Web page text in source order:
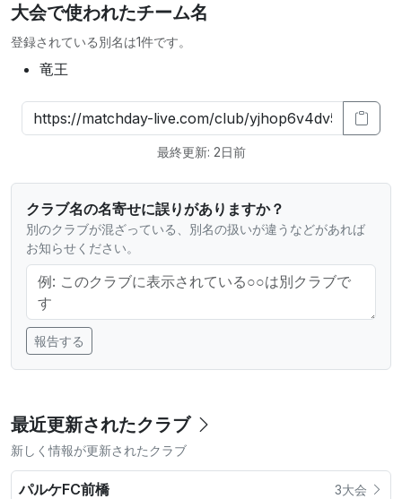
大会で使われたチーム名
登録されている別名は1件です。
竜王
最終更新: 2日前
クラブ名の名寄せに誤りがありますか？
別のクラブが混ざっている、別名の扱いが違うなどがあれば
お知らせください。
報告する
最近更新されたクラブ
新しく情報が更新されたクラブ
パルケFC前橋 3大会